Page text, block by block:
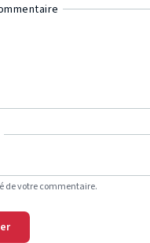
de votre commentaire.